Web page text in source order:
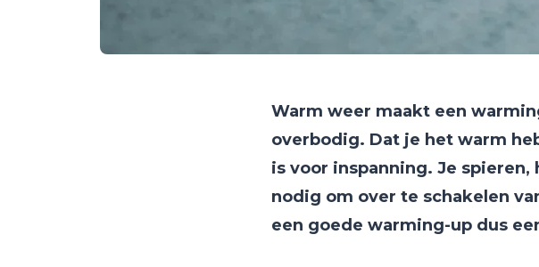
Warm weer maakt een
overbodig. Dat je het warm
is voor inspanning. Je
nodig om over te schakelen
een goede warming-up dus